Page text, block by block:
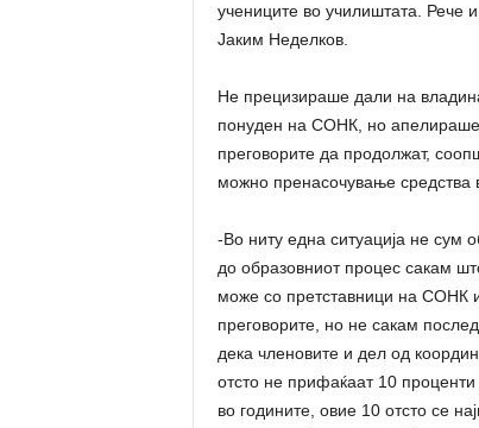
учениците во училиштата. Рече
Јаким Неделков.
Не прецизираше дали на
понуден на СОНК, но
преговорите да продолжат,
можно пренасочување средства
-Во ниту една ситуација не сум
до образовниот процес сакам
може со претставници на СОНК
преговорите, но не сакам
дека членовите и дел од
отсто не прифаќаат 10
во годините, овие 10 отсто се